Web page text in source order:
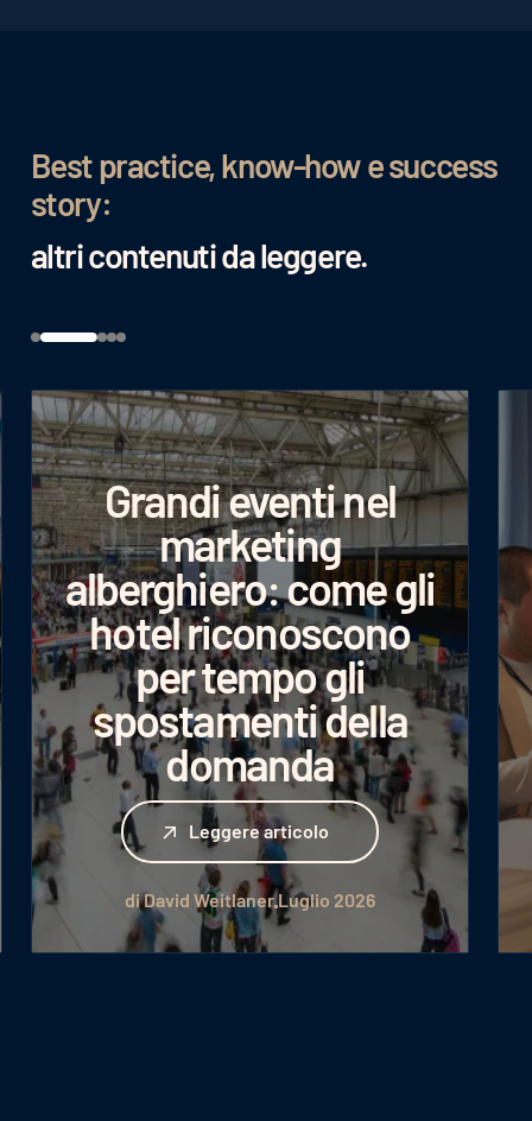
Best practice, know-how e success
story:
altri contenuti da leggere.
Grandi eventi nel
marketing
alberghiero: come gli
hotel riconoscono
per tempo gli
spostamenti della
domanda
Leggere articolo
Leggere articolo
di David WeitlanerLuglio 2026